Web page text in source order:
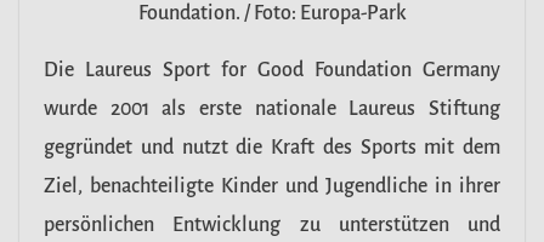
Foundation. / Foto: Europa-Park
Die Laureus Sport for Good Foundation Germany
wurde 2001 als erste nationale Laureus Stiftung
gegründet und nutzt die Kraft des Sports mit dem
Ziel, benachteiligte Kinder und Jugendliche in ihrer
persönlichen Entwicklung zu unterstützen und